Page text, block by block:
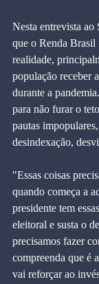
Nesta entrevista
que o Renda Brasil
realidade,
população receber
durante a
para não furar o
pautas
desindexação,
"Essas coisas
quando começa a
presidente tem
eleitoral e susta o
precisamos fazer
compreenda que é
vai reforçar ao